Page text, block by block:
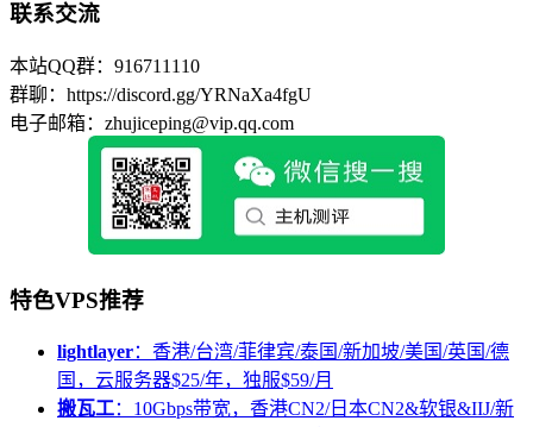
联系交流
本站QQ群：916711110
群聊：https://discord.gg/YRNaXa4fgU
电子邮箱：zhujiceping@vip.qq.com
特色VPS推荐
lightlayer：香港/台湾/菲律宾/泰国/新加坡/美国/英国/德
国，云服务器$25/年，独服$59/月
搬瓦工：10Gbps带宽，香港CN2/日本CN2&软银&IIJ/新